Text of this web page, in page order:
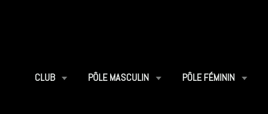
CLUB PÔLE MASCULIN PÔLE FÉMININ